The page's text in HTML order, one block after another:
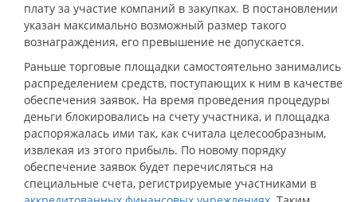
плату за участие компаний в закупках. В постановлении
указан максимально возможный размер такого
вознаграждения, его превышение не допускается.
Раньше торговые площадки самостоятельно занимались
распределением средств, поступающих к ним в качестве
обеспечения заявок. На время проведения процедуры
деньги блокировались на счету участника, и площадка
распоряжалась ими так, как считала целесообразным,
извлекая из этого прибыль. По новому порядку
обеспечение заявок будет перечисляться на
специальные счета, регистрируемые участниками в